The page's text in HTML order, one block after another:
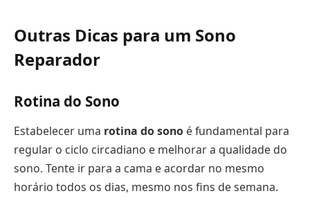
Outras Dicas para um Sono
Reparador
Rotina do Sono
Estabelecer uma rotina do sono é fundamental para
regular o ciclo circadiano e melhorar a qualidade do
sono. Tente ir para a cama e acordar no mesmo
horário todos os dias, mesmo nos fins de semana.